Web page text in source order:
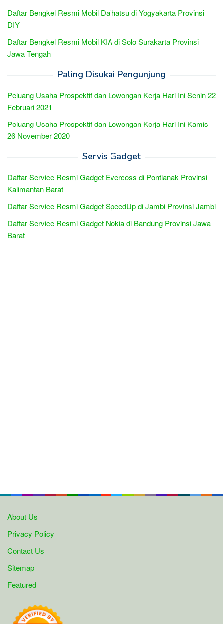
Daftar Bengkel Resmi Mobil Daihatsu di Yogyakarta Provinsi
DIY
Daftar Bengkel Resmi Mobil KIA di Solo Surakarta Provinsi
Jawa Tengah
Paling Disukai Pengunjung
Peluang Usaha Prospektif dan Lowongan Kerja Hari Ini Senin 22
Februari 2021
Peluang Usaha Prospektif dan Lowongan Kerja Hari Ini Kamis
26 November 2020
Servis Gadget
Daftar Service Resmi Gadget Evercoss di Pontianak Provinsi
Kalimantan Barat
Daftar Service Resmi Gadget SpeedUp di Jambi Provinsi Jambi
Daftar Service Resmi Gadget Nokia di Bandung Provinsi Jawa
Barat
About Us
Privacy Policy
Contact Us
Sitemap
Featured